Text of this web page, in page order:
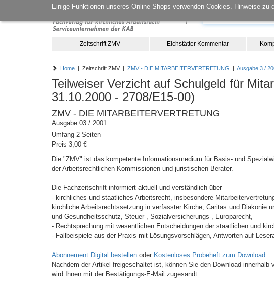
Einige Funktionen unseres Online-Shops verwenden Cookies. Hinweise zu
Zeitschrift ZMV Eichstätter Kommentar
Home | Zeitschrift ZMV | ZMV - DIE MITARBEITERVERTRETUNG | Ausgabe 3 /
Teilweiser Verzicht auf Schulgeld für
31.10.2000 - 2708/E15-00)
ZMV - DIE MITARBEITERVERTRETUNG
Ausgabe 03 / 2001
Umfang 2 Seiten
Preis 3,00 €
Die "ZMV" ist das kompetente Informationsmedium für Basis- und
der Arbeitsrechtlichen Kommissionen und juristischen Berater.
Die Fachzeitschrift informiert aktuell und verständlich über
- kirchliches und staatliches Arbeitsrecht, insbesondere
kirchliche Arbeitsrechtssetzung in verfasster Kirche, Caritas und Diakonie
und Gesundheitsschutz, Steuer-, Sozialversicherungs-, Europarecht,
- Rechtsprechung mit wesentlichen Entscheidungen der staatlichen und
- Fallbeispiele aus der Praxis mit Lösungsvorschlägen, Antworten auf
Abonnement Digital bestellen oder Kostenloses Probeheft zum Download
Nachdem der Artikel freigeschaltet ist, können Sie den Download
wird Ihnen mit der Bestätigungs-E-Mail zugesandt.